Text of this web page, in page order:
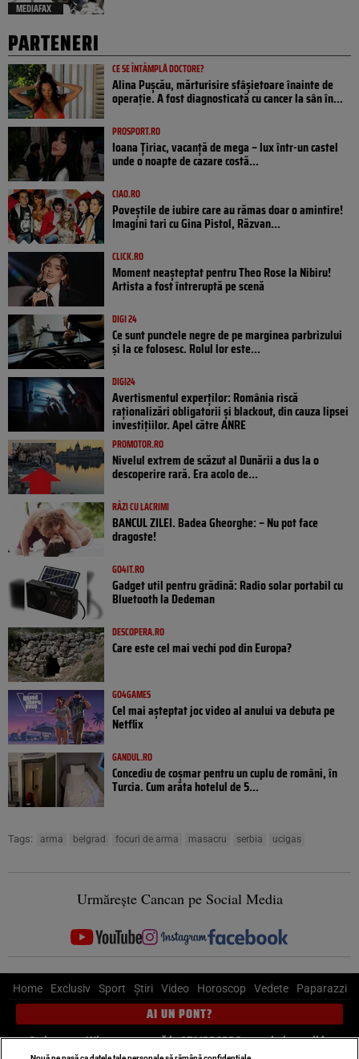
MEDIAFAX
PARTENERI
CE SE ÎNTÂMPLĂ DOCTORE?
Alina Pușcău, mărturisire sfâșietoare înainte de
operație. A fost diagnosticată cu cancer la sân în...
PROSPORT.RO
Ioana Țiriac, vacanță de mega – lux într-un castel
unde o noapte de cazare costă...
CIAO.RO
Poveştile de iubire care au rămas doar o amintire!
Imagini tari cu Gina Pistol, Răzvan...
CLICK.RO
Moment neașteptat pentru Theo Rose la Nibiru!
Artista a fost întreruptă pe scenă
DIGI 24
Ce sunt punctele negre de pe marginea parbrizului
și la ce folosesc. Rolul lor este...
DIGI24
Avertismentul experților: România riscă
raționalizări obligatorii și blackout, din cauza lipsei
investițiilor. Apel către ANRE
PROMOTOR.RO
Nivelul extrem de scăzut al Dunării a dus la o
descoperire rară. Era acolo de...
RÂZI CU LACRIMI
BANCUL ZILEI. Badea Gheorghe: – Nu pot face
dragoste!
GO4IT.RO
Gadget util pentru grădină: Radio solar portabil cu
Bluetooth la Dedeman
DESCOPERA.RO
Care este cel mai vechi pod din Europa?
GO4GAMES
Cel mai așteptat joc video al anului va debuta pe
Netflix
GANDUL.RO
Concediu de coșmar pentru un cuplu de români, în
Turcia. Cum arăta hotelul de 5...
Tags: arma belgrad focuri de arma masacru serbia ucigas
Urmărește Cancan pe Social Media
Home Exclusiv Sport Știri Video Horoscop Vedete Paparazzi
AI UN PONT?
Scrie-ne pe Whatsapp, sună la 0741226226 sau trimite mail la